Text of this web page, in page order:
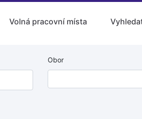
Volná pracovní místa
Obor